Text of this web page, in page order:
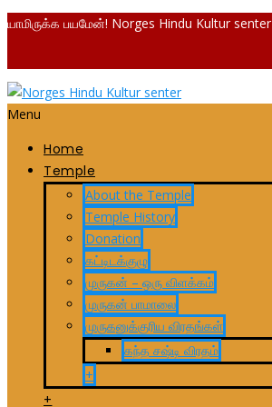
யாமிருக்க பயமேன்! Norges Hindu Kultur senter
Menu
Home
Temple
About the Temple
Temple History
Donation
கட்டிடக்குழு
முருகன் – ஒரு விளக்கம்
முருகன் பாமாலை
முருகனுக்குரிய விரதங்கள்
கந்த சஷ்டி விரதம்
+
+